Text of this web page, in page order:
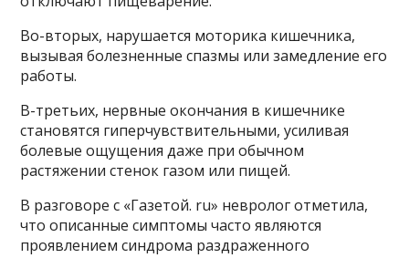
Во-вторых, нарушается моторика кишечника,
вызывая болезненные спазмы или замедление его
работы.
В-третьих, нервные окончания в кишечнике
становятся гиперчувствительными, усиливая
болевые ощущения даже при обычном
растяжении стенок газом или пищей.
В разговоре с «Газетой. ru» невролог отметила,
что описанные симптомы часто являются
проявлением синдрома раздраженного